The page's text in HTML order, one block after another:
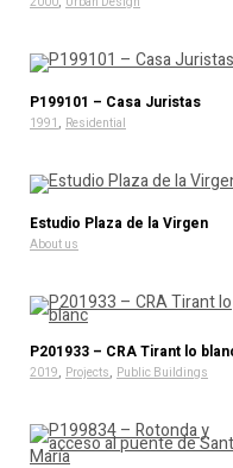
P199101 – Casa Juristas
1991 , Residential
Estudio Plaza de la Virgen
About us
P201933 – CRA Tirant lo
2019, Projects, Public Buildings